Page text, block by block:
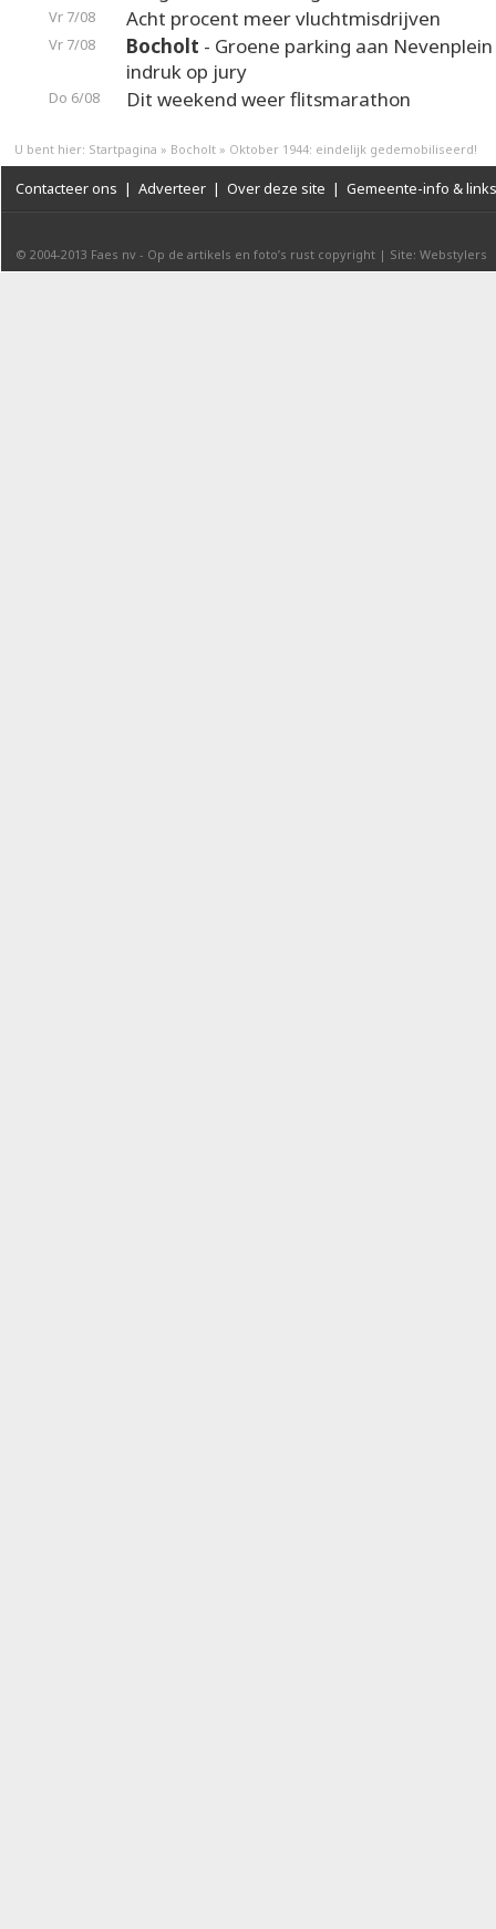
Vr 7/08 Acht procent meer vluchtmisdrijven
Vr 7/08 Bocholt - Groene parking aan
indruk op jury
Do 6/08 Dit weekend weer flitsmarathon
U bent hier: Startpagina » Bocholt » Oktober 1944: eindelijk gedemobiliseerd!
Contacteer ons | Adverteer | Over deze site | Gemeente-info & links
© 2004-2013 Faes nv - Op de artikels en foto’s rust copyright | Site: Webstylers